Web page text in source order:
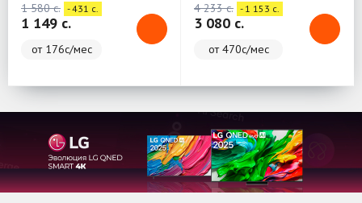
1 580 c. - 431 c.
1 149 c.
от 176с/мес
4 233 c. - 1 153 c.
3 080 c.
от 470с/мес